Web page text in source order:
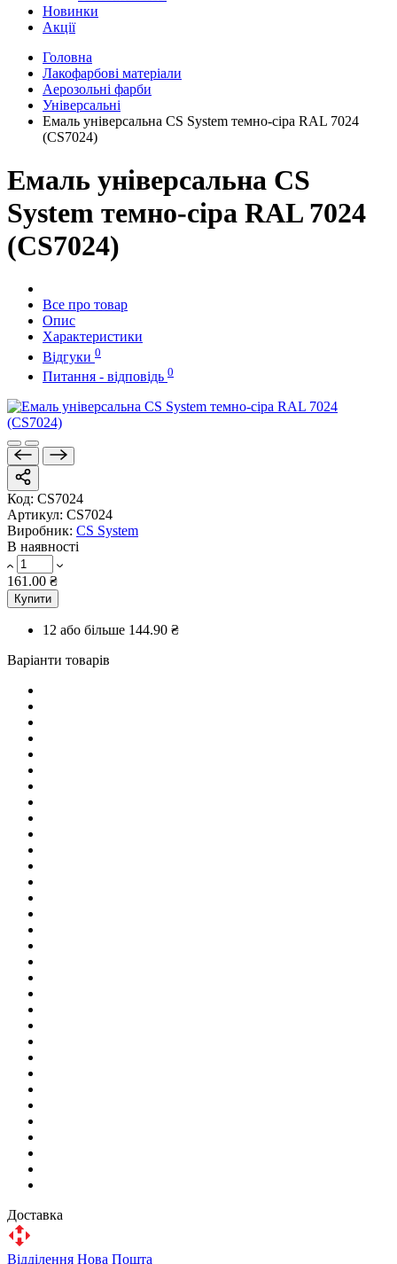
Новинки
Акції
Головна
Лакофарбові матеріали
Аерозольні фарби
Універсальні
Емаль універсальна CS System темно-сіра RAL 7024
(CS7024)
Емаль універсальна CS
System темно-сіра RAL 7024
(CS7024)
Все про товар
Опис
Характеристики
Відгуки 0
Питання - відповідь 0
Код: CS7024
Артикул: CS7024
Виробник: CS System
В наявності
161.00 ₴
Купити
12 або більше 144.90 ₴
Варіанти товарів
Доставка
Відділення Нова Пошта